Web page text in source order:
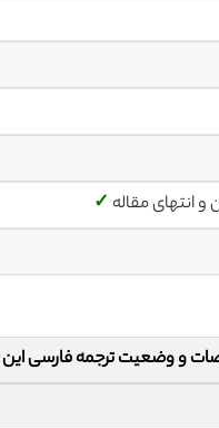
انتهای مقاله ✓
و وضعیت ترجمه فارسی این